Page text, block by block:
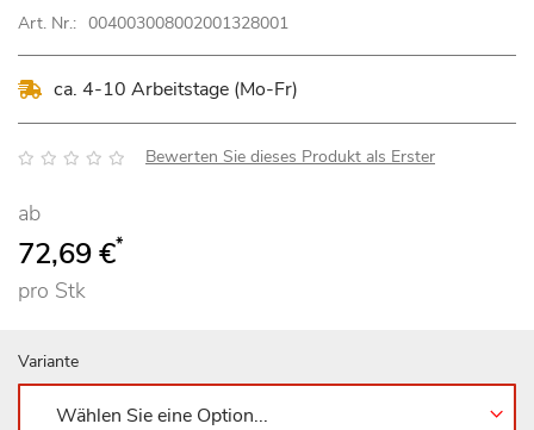
Art. Nr.: 004003008002001328001
ca. 4-10 Arbeitstage (Mo-Fr)
Bewertung: Bewerten Sie dieses Produkt als Erster
ab
72,69 €*
pro Stk
Variante